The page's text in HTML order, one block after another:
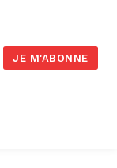
JE M'ABONNE